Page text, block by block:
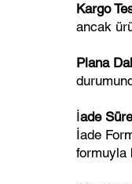
Kargo
ancak
Plana
İade
İade
formuyla